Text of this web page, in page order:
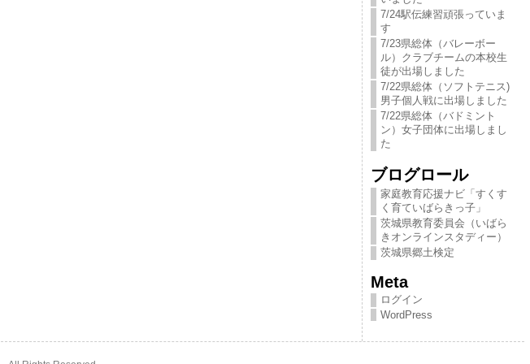
7/24駅伝練習頑張っていま
す
7/23県総体（バレーボー
ル）クラブチームの本校生
徒が出場しました
7/22県総体（ソフトテニス)
男子個人戦に出場しました
7/22県総体（バドミント
ン）女子団体に出場しまし
た
ブログロール
家庭教育応援ナビ「すくす
く育ていばらきっ​子」
茨城県教育委員会（いばら
きオンラインスタディー）
茨城県郷土検定
Meta
ログイン
WordPress